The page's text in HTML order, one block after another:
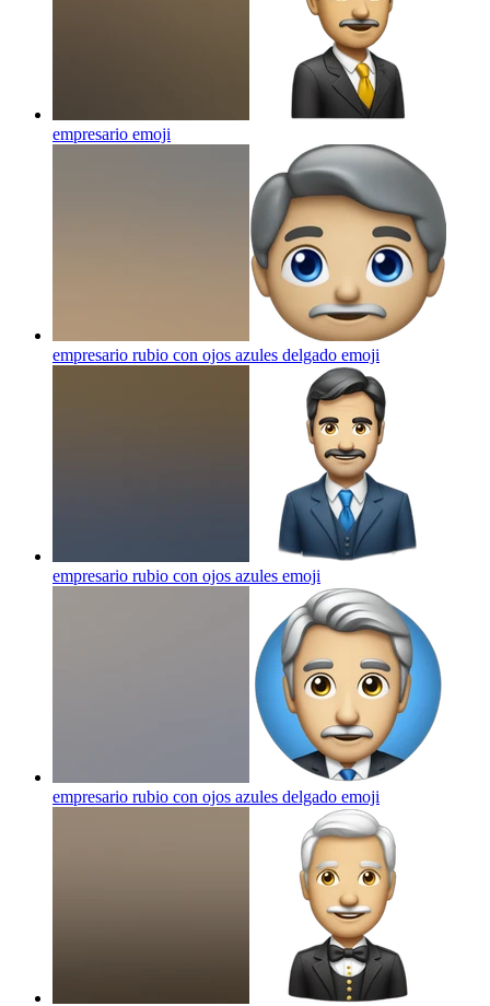
empresario emoji
empresario rubio con ojos azules delgado emoji
empresario rubio con ojos azules emoji
empresario rubio con ojos azules delgado emoji